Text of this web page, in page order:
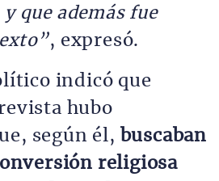
y que además fue
, expresó.
indicó que
hubo
según él,
buscaban
religiosa